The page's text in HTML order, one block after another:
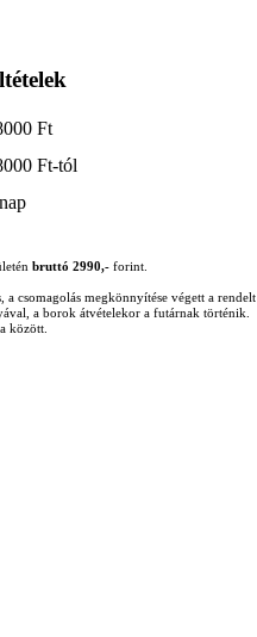
Ft
Ft-tól
bruttó 2990,- forint.
csomagolás megkönnyítése végett a rendelt
a borok átvételekor a futárnak történik.
között.